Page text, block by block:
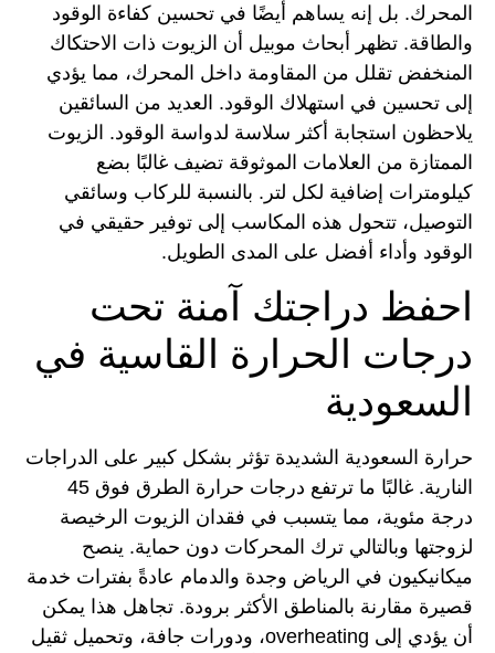
المحرك. بل إنه يساهم أيضًا في تحسين كفاءة الوقود
والطاقة. تظهر أبحاث موبيل أن الزيوت ذات الاحتكاك
المنخفض تقلل من المقاومة داخل المحرك، مما يؤدي
إلى تحسين في استهلاك الوقود. العديد من السائقين
يلاحظون استجابة أكثر سلاسة لدواسة الوقود. الزيوت
الممتازة من العلامات الموثوقة تضيف غالبًا بضع
كيلومترات إضافية لكل لتر. بالنسبة للركاب وسائقي
التوصيل، تتحول هذه المكاسب إلى توفير حقيقي في
الوقود وأداء أفضل على المدى الطويل.
احفظ دراجتك آمنة تحت
درجات الحرارة القاسية في
السعودية
حرارة السعودية الشديدة تؤثر بشكل كبير على الدراجات
النارية. غالبًا ما ترتفع درجات حرارة الطرق فوق 45
درجة مئوية، مما يتسبب في فقدان الزيوت الرخيصة
لزوجتها وبالتالي ترك المحركات دون حماية. ينصح
ميكانيكيون في الرياض وجدة والدمام عادةً بفترات خدمة
قصيرة مقارنة بالمناطق الأكثر برودة. تجاهل هذا يمكن
أن يؤدي إلى overheating، ودورات جافة، وتحميل ثقيل